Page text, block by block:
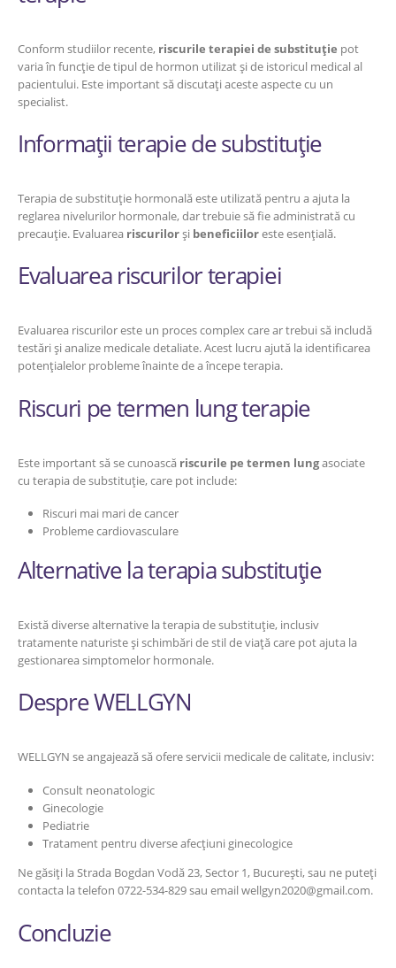
Conform studiilor recente, riscurile terapiei de substituție pot
varia în funcție de tipul de hormon utilizat și de istoricul medical al
pacientului. Este important să discutați aceste aspecte cu un
specialist.
Informații terapie de substituție
Terapia de substituție hormonală este utilizată pentru a ajuta la
reglarea nivelurilor hormonale, dar trebuie să fie administrată cu
precauție. Evaluarea riscurilorși beneficiiloreste esențială.
Evaluarea riscurilor terapiei
Evaluarea riscurilor este un proces complex care ar trebui să includă
testări și analize medicale detaliate. Acest lucru ajută la identificarea
potențialelor probleme înainte de a începe terapia.
Riscuri pe termen lung terapie
Este important să se cunoască riscurile pe termen lungasociate
cu terapia de substituție, care pot include:
Riscuri mai mari de cancer
Probleme cardiovasculare
Alternative la terapia substituție
Există diverse alternative la terapia de substituție, inclusiv
tratamente naturiste și schimbări de stil de viață care pot ajuta la
gestionarea simptomelor hormonale.
Despre WELLGYN
WELLGYN se angajează să ofere servicii medicale de calitate, inclusiv:
Consult neonatologic
Ginecologie
Pediatrie
Tratament pentru diverse afecțiuni ginecologice
Ne găsiți la Strada Bogdan Vodă 23, Sector 1, București, sau ne puteți
contacta la telefon 0722-534-829 sau email wellgyn2020@gmail.com.
Concluzie